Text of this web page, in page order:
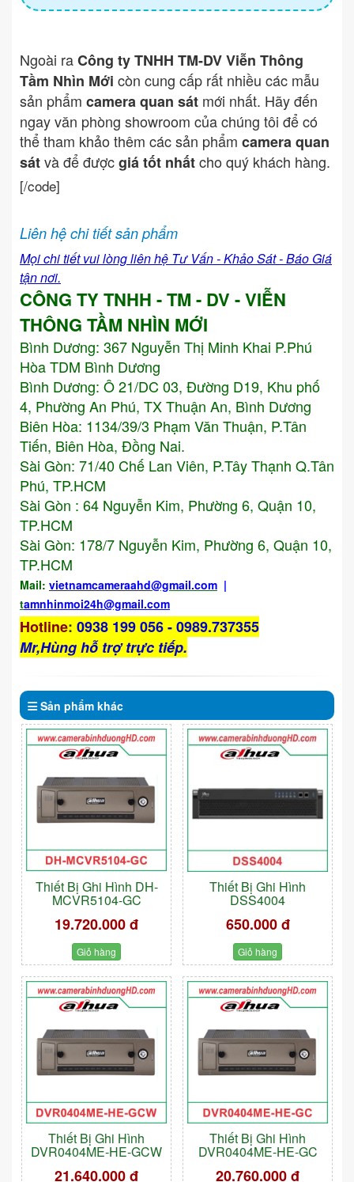
Ngoài raCông ty TNHH TM-DV Viễn Thông
Tầm Nhìn Mới còn cung cấp rất nhiều các mẫu
sản phẩm camera quan sát mới nhất. Hãy đến
ngay văn phòng showroom của chúng tôi để có
thể tham khảo thêm các sản phẩm camera quan
sátvà để đượcgiá tốt nhấtcho quý khách hàng.
[/code]
Liên hệ chi tiết sản phẩm
Mọi chi tiết vui lòng liên hệ Tư Vấn - Khảo Sát - Báo Giá
tận nơi.
CÔNG TY TNHH - TM - DV - VIỄN
THÔNG TẦM NHÌN MỚI
Bình Dương: 367 Nguyễn Thị Minh Khai P.Phú
Hòa TDM Bình Dương
Bình Dương: Ô 21/DC 03, Đường D19, Khu phố
4, Phường An Phú, TX Thuận An, Bình Dương
Biên Hòa: 1134/39/3 Phạm Văn Thuận, P.Tân
Tiến, Biên Hòa, Đồng Nai.
Sài Gòn: 71/40 Chế Lan Viên, P.Tây Thạnh Q.Tân
Phú, TP.HCM
Sài Gòn : 64 Nguyễn Kim, Phường 6, Quận 10,
TP.HCM
Sài Gòn: 178/7 Nguyễn Kim, Phường 6, Quận 10,
TP.HCM
Mail: vietnamcameraahd@gmail.com |
tamnhinmoi24h@gmail.com
Hotline: 0938 199 056 - 0989.737355
Mr,Hùng hỗ trợ trực tiếp.
Sản phẩm khác
Thiết Bị Ghi Hình DH-
MCVR5104-GC
19.720.000 đ
Giỏ hàng
Thiết Bị Ghi Hình
DSS4004
650.000 đ
Giỏ hàng
Thiết Bị Ghi Hình
DVR0404ME-HE-GCW
21.640.000 đ
Thiết Bị Ghi Hình
DVR0404ME-HE-GC
20.760.000 đ